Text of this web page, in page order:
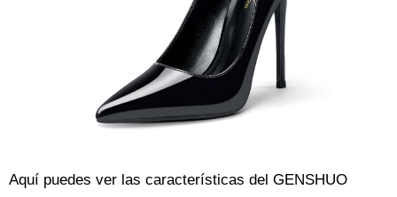
Aquí puedes ver las características del GENSHUO